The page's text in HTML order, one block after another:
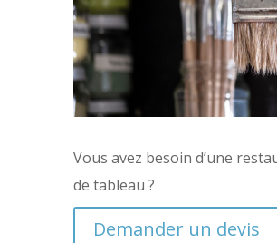
Vous avez besoin d’une
de tableau ?
Demander un devis